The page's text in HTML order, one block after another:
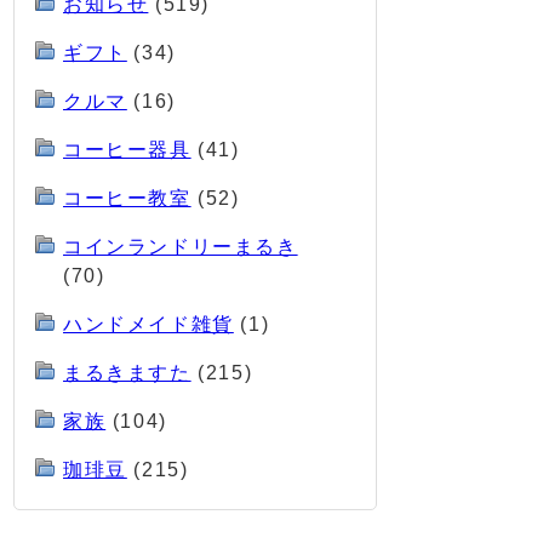
お知らせ (519)
ギフト (34)
クルマ (16)
コーヒー器具 (41)
コーヒー教室 (52)
コインランドリーまるき
(70)
ハンドメイド雑貨 (1)
まるきますた (215)
家族 (104)
珈琲豆 (215)